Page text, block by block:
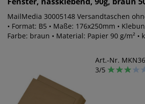
MailMedia 30005148 Versandtaschen
• Format: B5 • Maße: 176x250mm •
Farbe: braun • Material: Papier 90 g/m² •
Art.-Nr.
3/5